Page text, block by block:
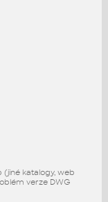
katalogy, web
verze DWG